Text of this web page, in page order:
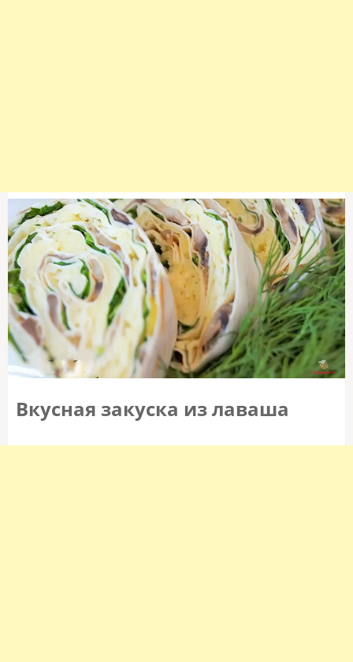
Вкусная закуска из лаваша